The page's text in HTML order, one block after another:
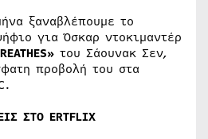
ξαναβλέπουμε το
για Όσκαρ ντοκιμαντέρ
» του Σάουνακ Σεν,
προβολή του στα
ΣΤΟ ERTFLIX